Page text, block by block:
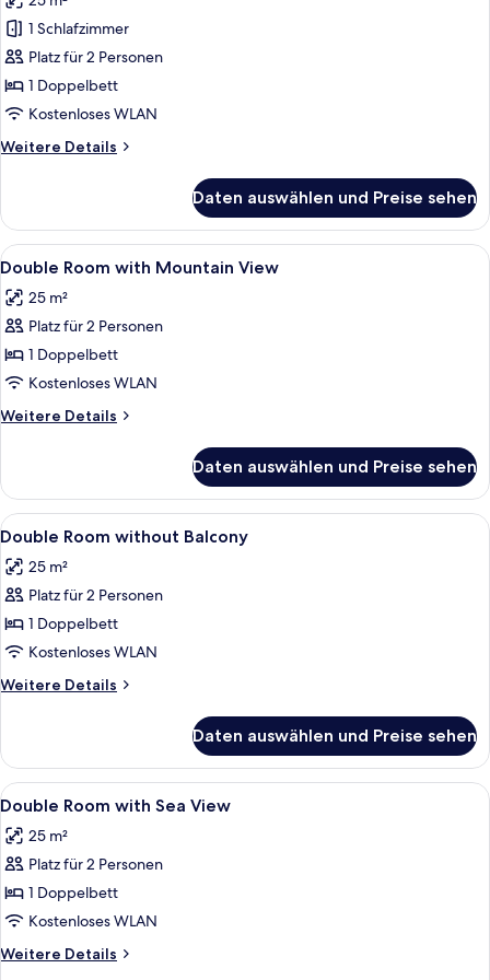
für
Double
Room
Without
Balcony
1 Schlafzimmer
Platz für 2 Personen
1 Doppelbett
Kostenloses WLAN
Weitere Details
Weitere
Room
Without
Balcony
Daten auswählen und Preise sehen
Alle
Fotos
für
Double
Room
with
Mountain
View
Ein Hotelzimmer mit einem großen
9
Double Room with Mountain View
25 m²
Platz für 2 Personen
1 Doppelbett
Kostenloses WLAN
Weitere Details
Weitere
Room
with
Mountain
Daten auswählen und Preise sehen
Alle
Fotos
für
Double
Room
without
Balcony
anzeigen
Ein modernes Hotelzimmer mit
5
Double Room without Balcony
25 m²
Platz für 2 Personen
1 Doppelbett
Kostenloses WLAN
Weitere Details
Weitere
Room
without
Balcony
Daten auswählen und Preise sehen
Alle
Fotos
für
Double
Room
with
Sea
View
Ein Hotelzimmer mit einem großen
9
Double Room with Sea View
25 m²
Platz für 2 Personen
1 Doppelbett
Kostenloses WLAN
Weitere Details
Weitere